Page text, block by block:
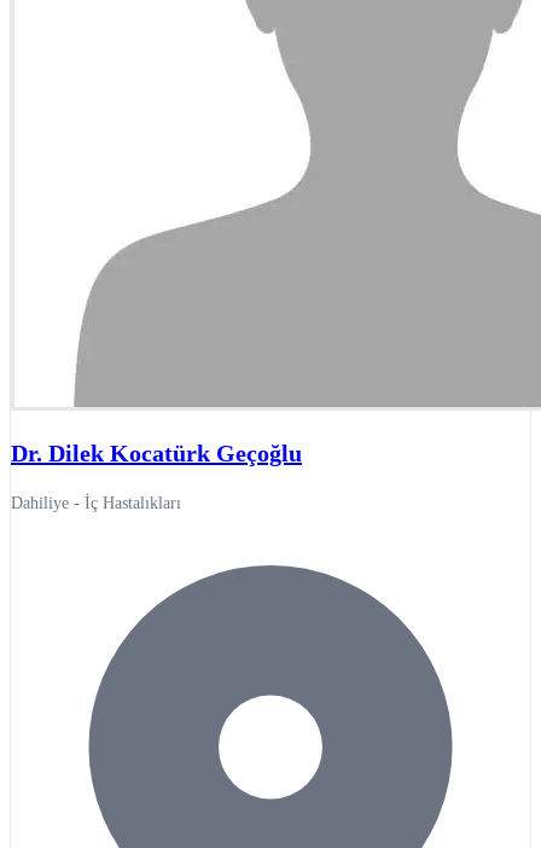
Dr. Dilek Kocatürk Geçoğlu
Dahiliye - İç Hastalıkları